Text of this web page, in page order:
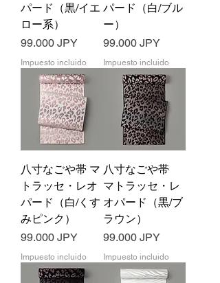
パード（黒/イエ
ロー系）
Precio
99.000 JPY
Impuesto incluido
パード（白/ブル
ー）
Precio
99.000 JPY
Impuesto incluido
八寸なごや帯 マ
トラッセ・レオ
パード（白/くす
みピンク）
Precio
99.000 JPY
Impuesto incluido
八寸なごや帯
マトラッセ・レ
オパード（黒/ブ
ラウン）
Precio
99.000 JPY
Impuesto incluido